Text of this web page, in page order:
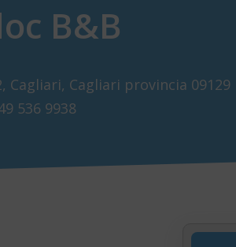
B&B
Cagliari, Cagliari provincia 09129
536 9938